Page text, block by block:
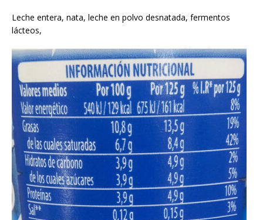
Leche entera, nata, leche en polvo desnatada, fermentos
lácteos,